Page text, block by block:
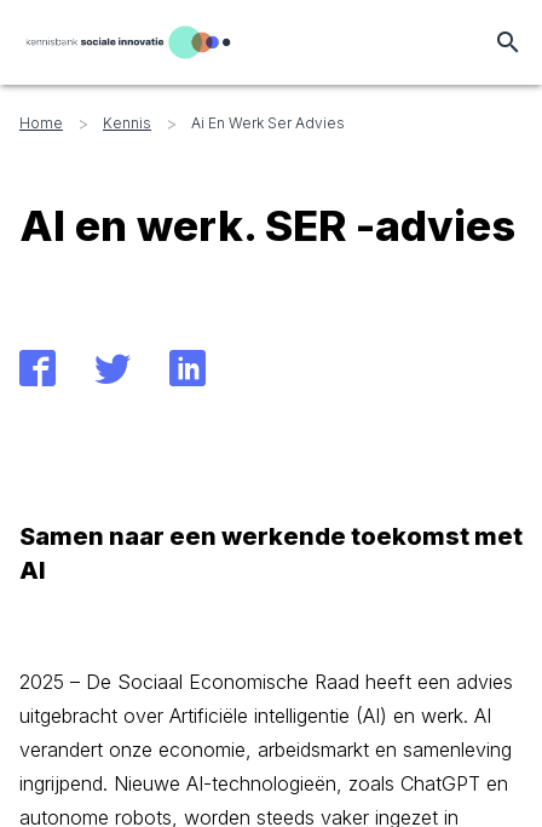
search
Home > Kennis > Ai En Werk Ser Advies
AI en werk. SER -advies
Samen naar een werkende toekomst met
AI
2025 – De Sociaal Economische Raad heeft een advies
uitgebracht over Artificiële intelligentie (AI) en werk. AI
verandert onze economie, arbeidsmarkt en samenleving
ingrijpend. Nieuwe AI-technologieën, zoals ChatGPT en
autonome robots, worden steeds vaker ingezet in